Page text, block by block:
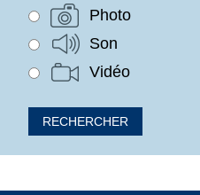
Photo
Son
Vidéo